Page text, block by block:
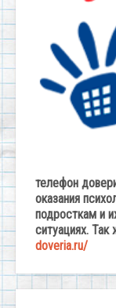
телефон
оказания
подросткам и
ситуациях.
doveria.ru/